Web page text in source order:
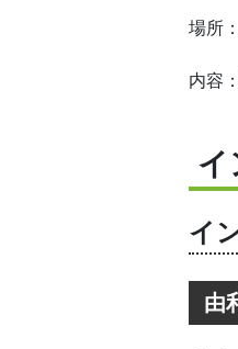
場所
内容
イ
イ
由